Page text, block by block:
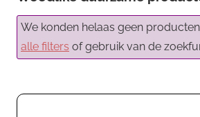
We konden helaas geen
alle filters of gebruik van de